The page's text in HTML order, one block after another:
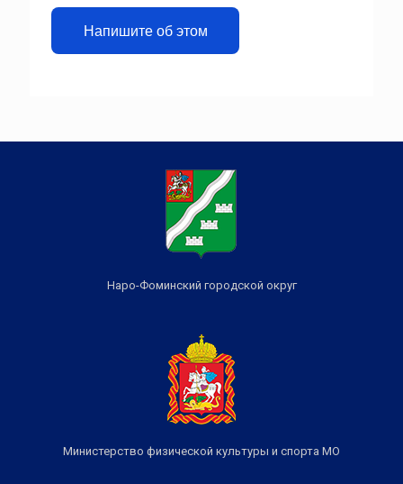
Напишите об этом
Наро-Фоминский городской округ
Министерство физической культуры и спорта МО